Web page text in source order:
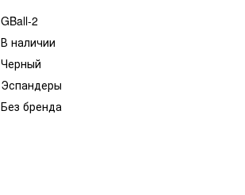
GBall-2
В наличии
Черный
Эспандеры
Без бренда